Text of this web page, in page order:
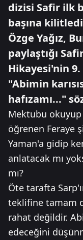
dizisi Safir ilk
başına
Özge Yağız,
paylaştığı
Hikayesi'nin
"Abimin
hafızamı..."
Mektubu
öğrenen Feraye
Yaman'a gidip
anlatacak mı
mı?
Öte tarafta
teklifine tamam
rahat değildir.
edeceğini